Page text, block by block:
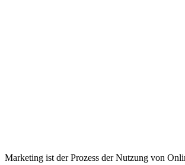
Marketing ist der Prozess der Nutzung von